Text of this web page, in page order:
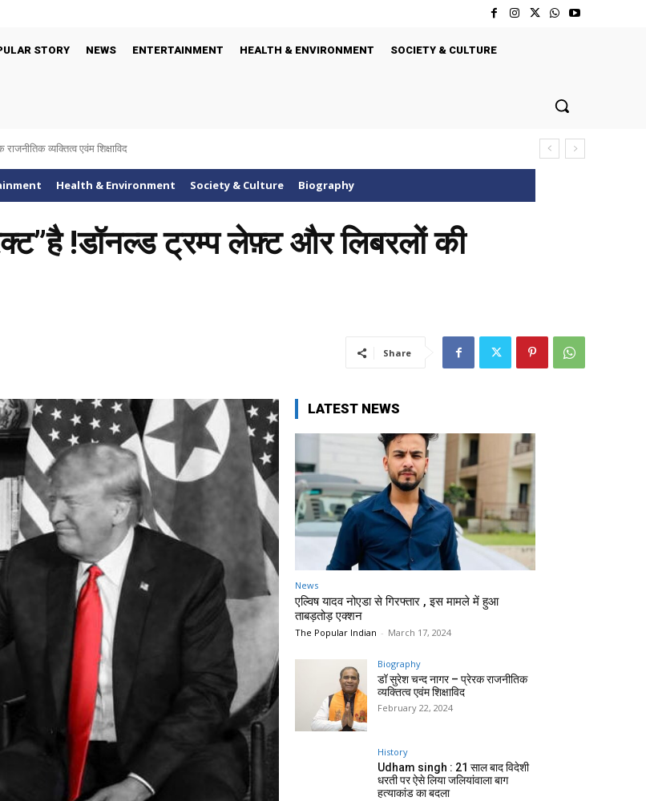
STORY NEWS ENTERTAINMENT HEALTH & ENVIRONMENT
SOCIETY & CULTURE
व्यक्तित्व एवंम शिक्षाविद
Health & Environment Society & Culture Biography
!डॉनल्ड ट्रम्प लेफ़्ट और लिबरलों की
Share
LATEST NEWS
News
एल्विष यादव नोएडा से गिरफ्तार , इस मामले में हुआ
ताबड़तोड़ एक्शन
The Popular Indian - March 17, 2024
Biography
डॉ सुरेश चन्द नागर – प्रेरक राजनीतिक
व्यक्तित्व एवंम शिक्षाविद
February 22, 2024
History
Udham singh : 21 साल बाद विदेशी
धरती पर ऐसे लिया जलियांवाला बाग
हत्याकांड का बदला